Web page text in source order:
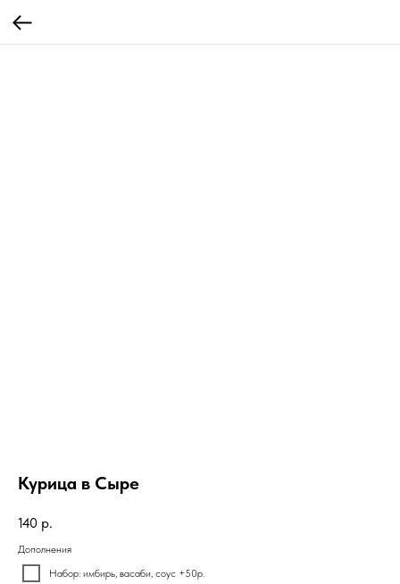
Курица в Сыре
140 р.
Дополнения
Набор: имбирь, васаби, соус +50р.